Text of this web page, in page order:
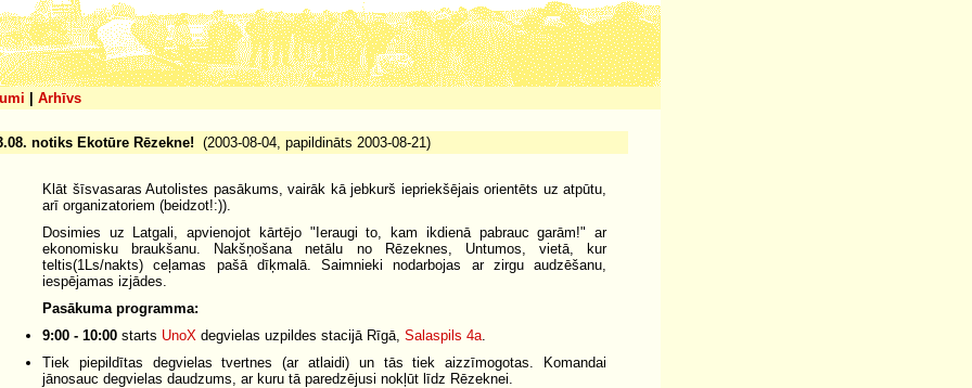
Arhīvs
notiks Ekotūre Rēzekne! (2003-08-04, papildināts 2003-08-21)
Klāt šīsvasaras Autolistes pasākums, vairāk kā jebkurš iepriekšējais orientēts uz atpūtu,
arī organizatoriem (beidzot!:)).
Dosimies uz Latgali, apvienojot kārtējo "Ieraugi to, kam ikdienā pabrauc garām!" ar
ekonomisku braukšanu. Nakšņošana netālu no Rēzeknes, Untumos, vietā, kur
teltis(1Ls/nakts) ceļamas pašā dīķmalā. Saimnieki nodarbojas ar zirgu audzēšanu,
iespējamas izjādes.
Pasākuma programma:
9:00 - 10:00 starts UnoX degvielas uzpildes stacijā Rīgā, Salaspils 4a.
Tiek piepildītas degvielas tvertnes (ar atlaidi) un tās tiek aizzīmogotas. Komandai
jānosauc degvielas daudzums, ar kuru tā paredzējusi nokļūt līdz Rēzeknei.